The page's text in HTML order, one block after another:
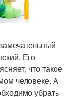
Его
что такое
человеке. А
убрать